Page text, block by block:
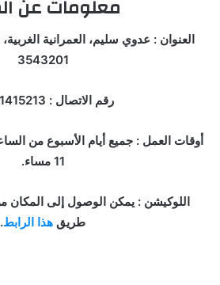
معلومات عن
العنوان : عدوي سليم، العمرانية
3543201
رقم الاتصال : 01271415213
11 مساء.
طريق هذا الرابط.